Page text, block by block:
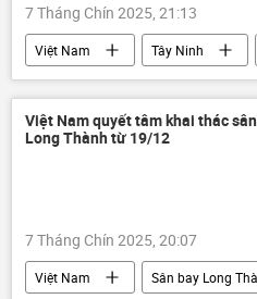
7 Tháng Chín 2025, 21:13
Việt Nam Tây Ninh
Pháp luật
cảnh sát
Việt Nam quyết tâm khai thác
Long Thành từ 19/12
7 Tháng Chín 2025, 20:07
Việt Nam
Sân bay Long